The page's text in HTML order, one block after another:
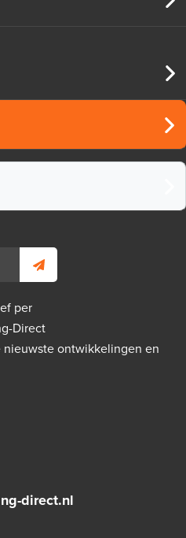
direct.nl
per
Direct
ontwikkelingen en